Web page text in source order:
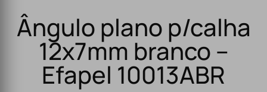
Ângulo plano p/calha
12x7mm branco –
Efapel 10013ABR